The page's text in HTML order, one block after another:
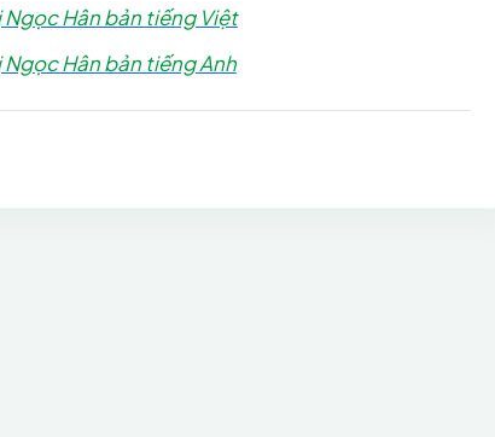
Hân bản tiếng Việt
Hân bản tiếng Anh